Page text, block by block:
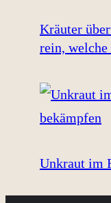
Kräuter
rein, welche
Unkraut im